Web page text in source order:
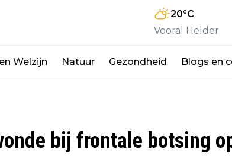
20°C
Vooral Helder
Welzijn Natuur Gezondheid Blogs en
bij frontale botsing